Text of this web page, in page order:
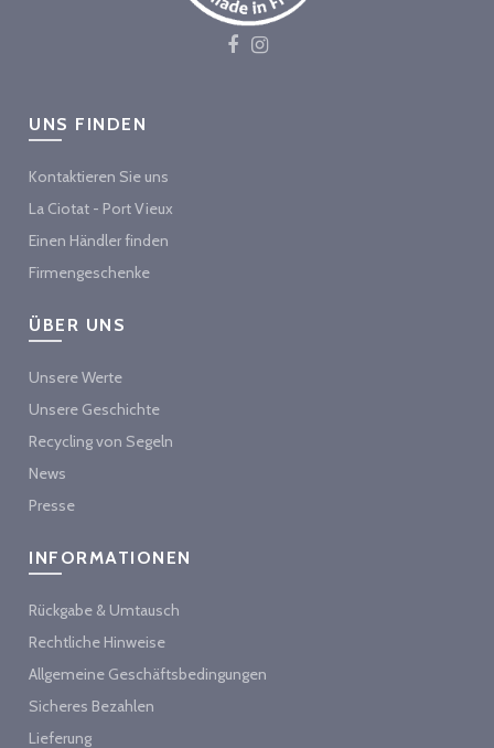
UNS FINDEN
Kontaktieren Sie uns
La Ciotat - Port Vieux
Einen Händler finden
Firmengeschenke
ÜBER UNS
Unsere Werte
Unsere Geschichte
Recycling von Segeln
News
Presse
INFORMATIONEN
Rückgabe & Umtausch
Rechtliche Hinweise
Allgemeine Geschäftsbedingungen
Sicheres Bezahlen
Lieferung